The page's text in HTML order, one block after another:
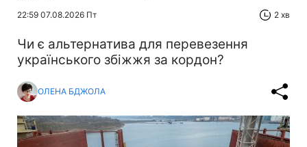
22:59 07.08.2026 Пт 2 хв
Чи є альтернатива для перевезення
українського збіжжя за кордон?
ОЛЕНА БДЖОЛА